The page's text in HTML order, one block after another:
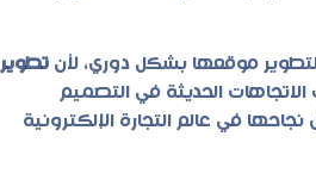
موقعها بشكل دوري، لأن تطوير
الحديثة في التصميم
في عالم التجارة الإلكترونية